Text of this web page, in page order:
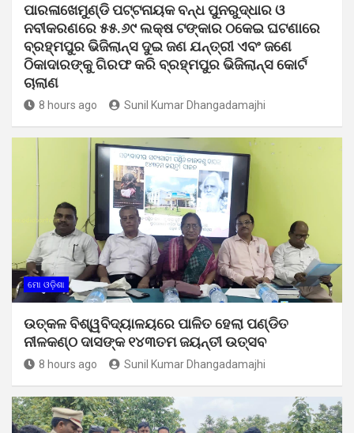
ପାରଳାଖେମୁଣ୍ଡି ପଟ୍ଟନାୟକ ବନ୍ଧ ପୁନରୁଦ୍ଧାର ଓ
ନବୀକରଣରେ ୫୫.୬୯ ଲକ୍ଷ ଟଙ୍କାର ଠକେଇ ଘଟଣାରେ
ବ୍ରହ୍ମପୁର ଭିଜିଲାନ୍ସ ଦୁଇ ଜଣ ଯନ୍ତ୍ରୀ ଏବଂ ଜଣେ
ଠିକାଦାରଙ୍କୁ ଗିରଫ କରି ବ୍ରହ୍ମପୁର ଭିଜିଲାନ୍ସ କୋର୍ଟ
ଚାଲାଣ
8 hours ago Sunil Kumar Dhangadamajhi
ମୋ ଓଡ଼ିଶା
ଉତ୍କଳ ବିଶ୍ୱବିଦ୍ୟାଳୟରେ ପାଳିତ ହେଲା ପଣ୍ଡିତ
ନୀଳକଣ୍ଠ ଦାସଙ୍କ ୧୪୩ତମ ଜୟନ୍ତୀ ଉତ୍ସବ
8 hours ago Sunil Kumar Dhangadamajhi